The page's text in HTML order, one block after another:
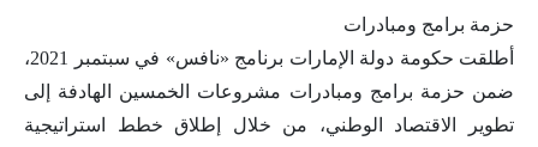
حزمة برامج ومبادرات
أطلقت حكومة دولة الإمارات برنامج «نافس» في سبتمبر 2021،
ضمن حزمة برامج ومبادرات مشروعات الخمسين الهادفة إلى
تطوير الاقتصاد الوطني، من خلال إطلاق خطط استراتيجية